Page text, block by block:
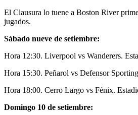
El Clausura lo tuene a Boston River
jugados.
Sábado nueve de setiembre:
Hora 12:30. Liverpool vs Wanderers.
Hora 15:30. Peñarol vs Defensor
Hora 18:00. Cerro Largo vs Fénix.
Domingo 10 de setiembre: